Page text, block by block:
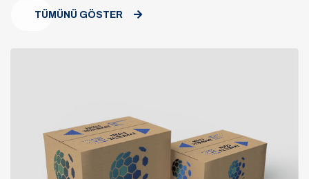
TÜMÜNÜ GÖSTER